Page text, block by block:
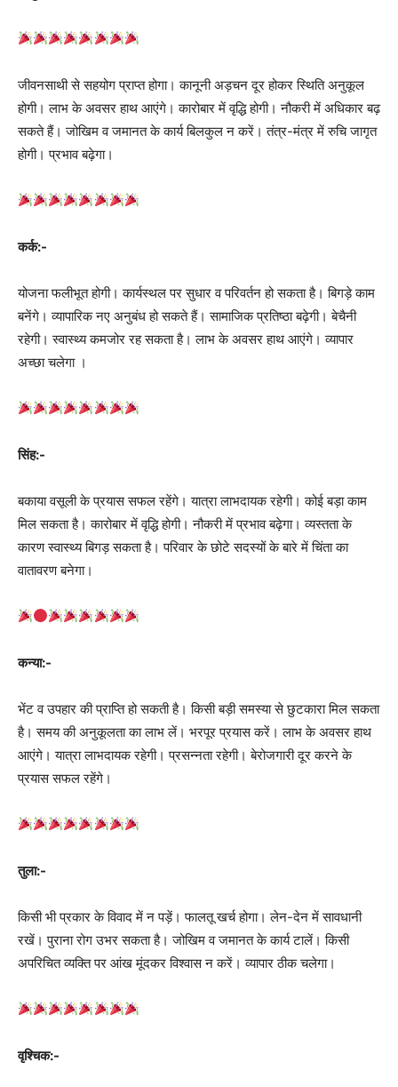
जीवनसाथी से सहयोग प्राप्त होगा। कानूनी अड़चन दूर होकर स्थिति अनुकूल
होगी। लाभ के अवसर हाथ आएंगे। कारोबार में वृद्धि होगी। नौकरी में अधिकार बढ़
सकते हैं। जोखिम व जमानत के कार्य बिलकुल न करें। तंत्र-मंत्र में रुचि जागृत
होगी। प्रभाव बढ़ेगा।
कर्क:-
योजना फलीभूत होगी। कार्यस्थल पर सुधार व परिवर्तन हो सकता है। बिगड़े काम
बनेंगे। व्यापारिक नए अनुबंध हो सकते हैं। सामाजिक प्रतिष्ठा बढ़ेगी। बेचैनी
रहेगी। स्वास्थ्य कमजोर रह सकता है। लाभ के अवसर हाथ आएंगे। व्यापार
अच्‍छा चलेगा ।
सिंह:-
बकाया वसूली के प्रयास सफल रहेंगे। यात्रा लाभदायक रहेगी। कोई बड़ा काम
मिल सकता है। कारोबार में वृद्धि होगी। नौकरी में प्रभाव बढ़ेगा। व्यस्तता के
कारण स्वास्थ्य बिगड़ सकता है। परिवार के छोटे सदस्यों के बारे में चिंता का
वातावरण बनेगा।
कन्या:-
भेंट व उपहार की प्राप्ति हो सकती है। किसी बड़ी समस्या से छुटकारा मिल सकता
है। समय की अनुकूलता का लाभ लें। भरपूर प्रयास करें। लाभ के अवसर हाथ
आएंगे। यात्रा लाभदायक रहेगी। प्रसन्नता रहेगी। बेरोजगारी दूर करने के
प्रयास सफल रहेंगे।
तुला:-
किसी भी प्रकार के विवाद में न पड़ें। फालतू खर्च होगा। लेन-देन में सावधानी
रखें। पुराना रोग उभर सकता है। जोखिम व जमानत के कार्य टालें। किसी
अपरिचित व्यक्ति पर आंख मूंदकर विश्वास न करें। व्यापार ठीक चलेगा।
वृश्चिक:-